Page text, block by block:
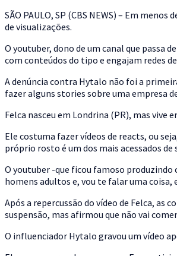
SÃO PAULO, SP (CBS NEWS) – Em
de visualizações.
O youtuber, dono de um canal que passa
com conteúdos do tipo e engajam redes
A denúncia contra Hytalo não foi a
fazer alguns stories sobre uma empresa
Felca nasceu em Londrina (PR), mas vive
Ele costuma fazer vídeos de reacts, ou
próprio rosto é um dos mais acessados
O youtuber -que ficou famoso produzindo
homens adultos e, vou te falar uma coisa,
Após a repercussão do vídeo de Felca,
suspensão, mas afirmou que não vai
O influenciador Hytalo gravou um vídeo